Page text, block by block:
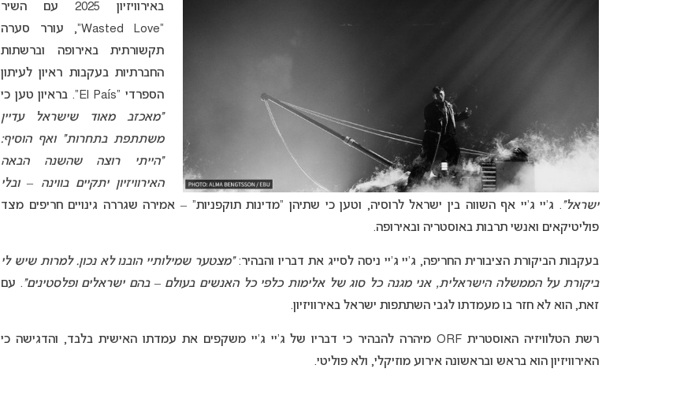
באירוויזיון 2025 עם השיר
“Wasted Love”, עורר סערה
תקשורתית באירופה וברשתות
החברתיות בעקבות ראיון לעיתון
הספרדי “El País”. בראיון טען כי
“מאכזב מאוד שישראל עדיין
משתתפת בתחרות” ואף הוסיף:
“הייתי רוצה שהשנה הבאה
האירוויזיון יתקיים בווינה – ובלי
ישראל”. ג’יי ג’יי אף השווה בין ישראל לרוסיה, וטען כי שתיהן “מדינות תוקפניות” – אמירה שגררה גינויים חריפים מצד
פוליטיקאים ואנשי תרבות באוסטריה ובאירופה.
בעקבות הביקורת הציבורית החריפה, ג’יי ג’יי ניסה לסייג את דבריו והבהיר:“מצטער שמילותיי הובנו לא נכון. למרות שיש לי
ביקורת על הממשלה הישראלית, אני מגנה כל סוג של אלימות כלפי כל האנשים בעולם – בהם ישראלים ופלסטינים”. עם
זאת, הוא לא חזר בו מעמדתו לגבי השתתפות ישראל באירוויזיון.
רשת הטלוויזיה האוסטרית ORF מיהרה להבהיר כי דבריו של ג’יי ג’יי משקפים את עמדתו האישית בלבד, והדגישה כי
האירוויזיון הוא בראש ובראשונה אירוע מוזיקלי, ולא פוליטי.